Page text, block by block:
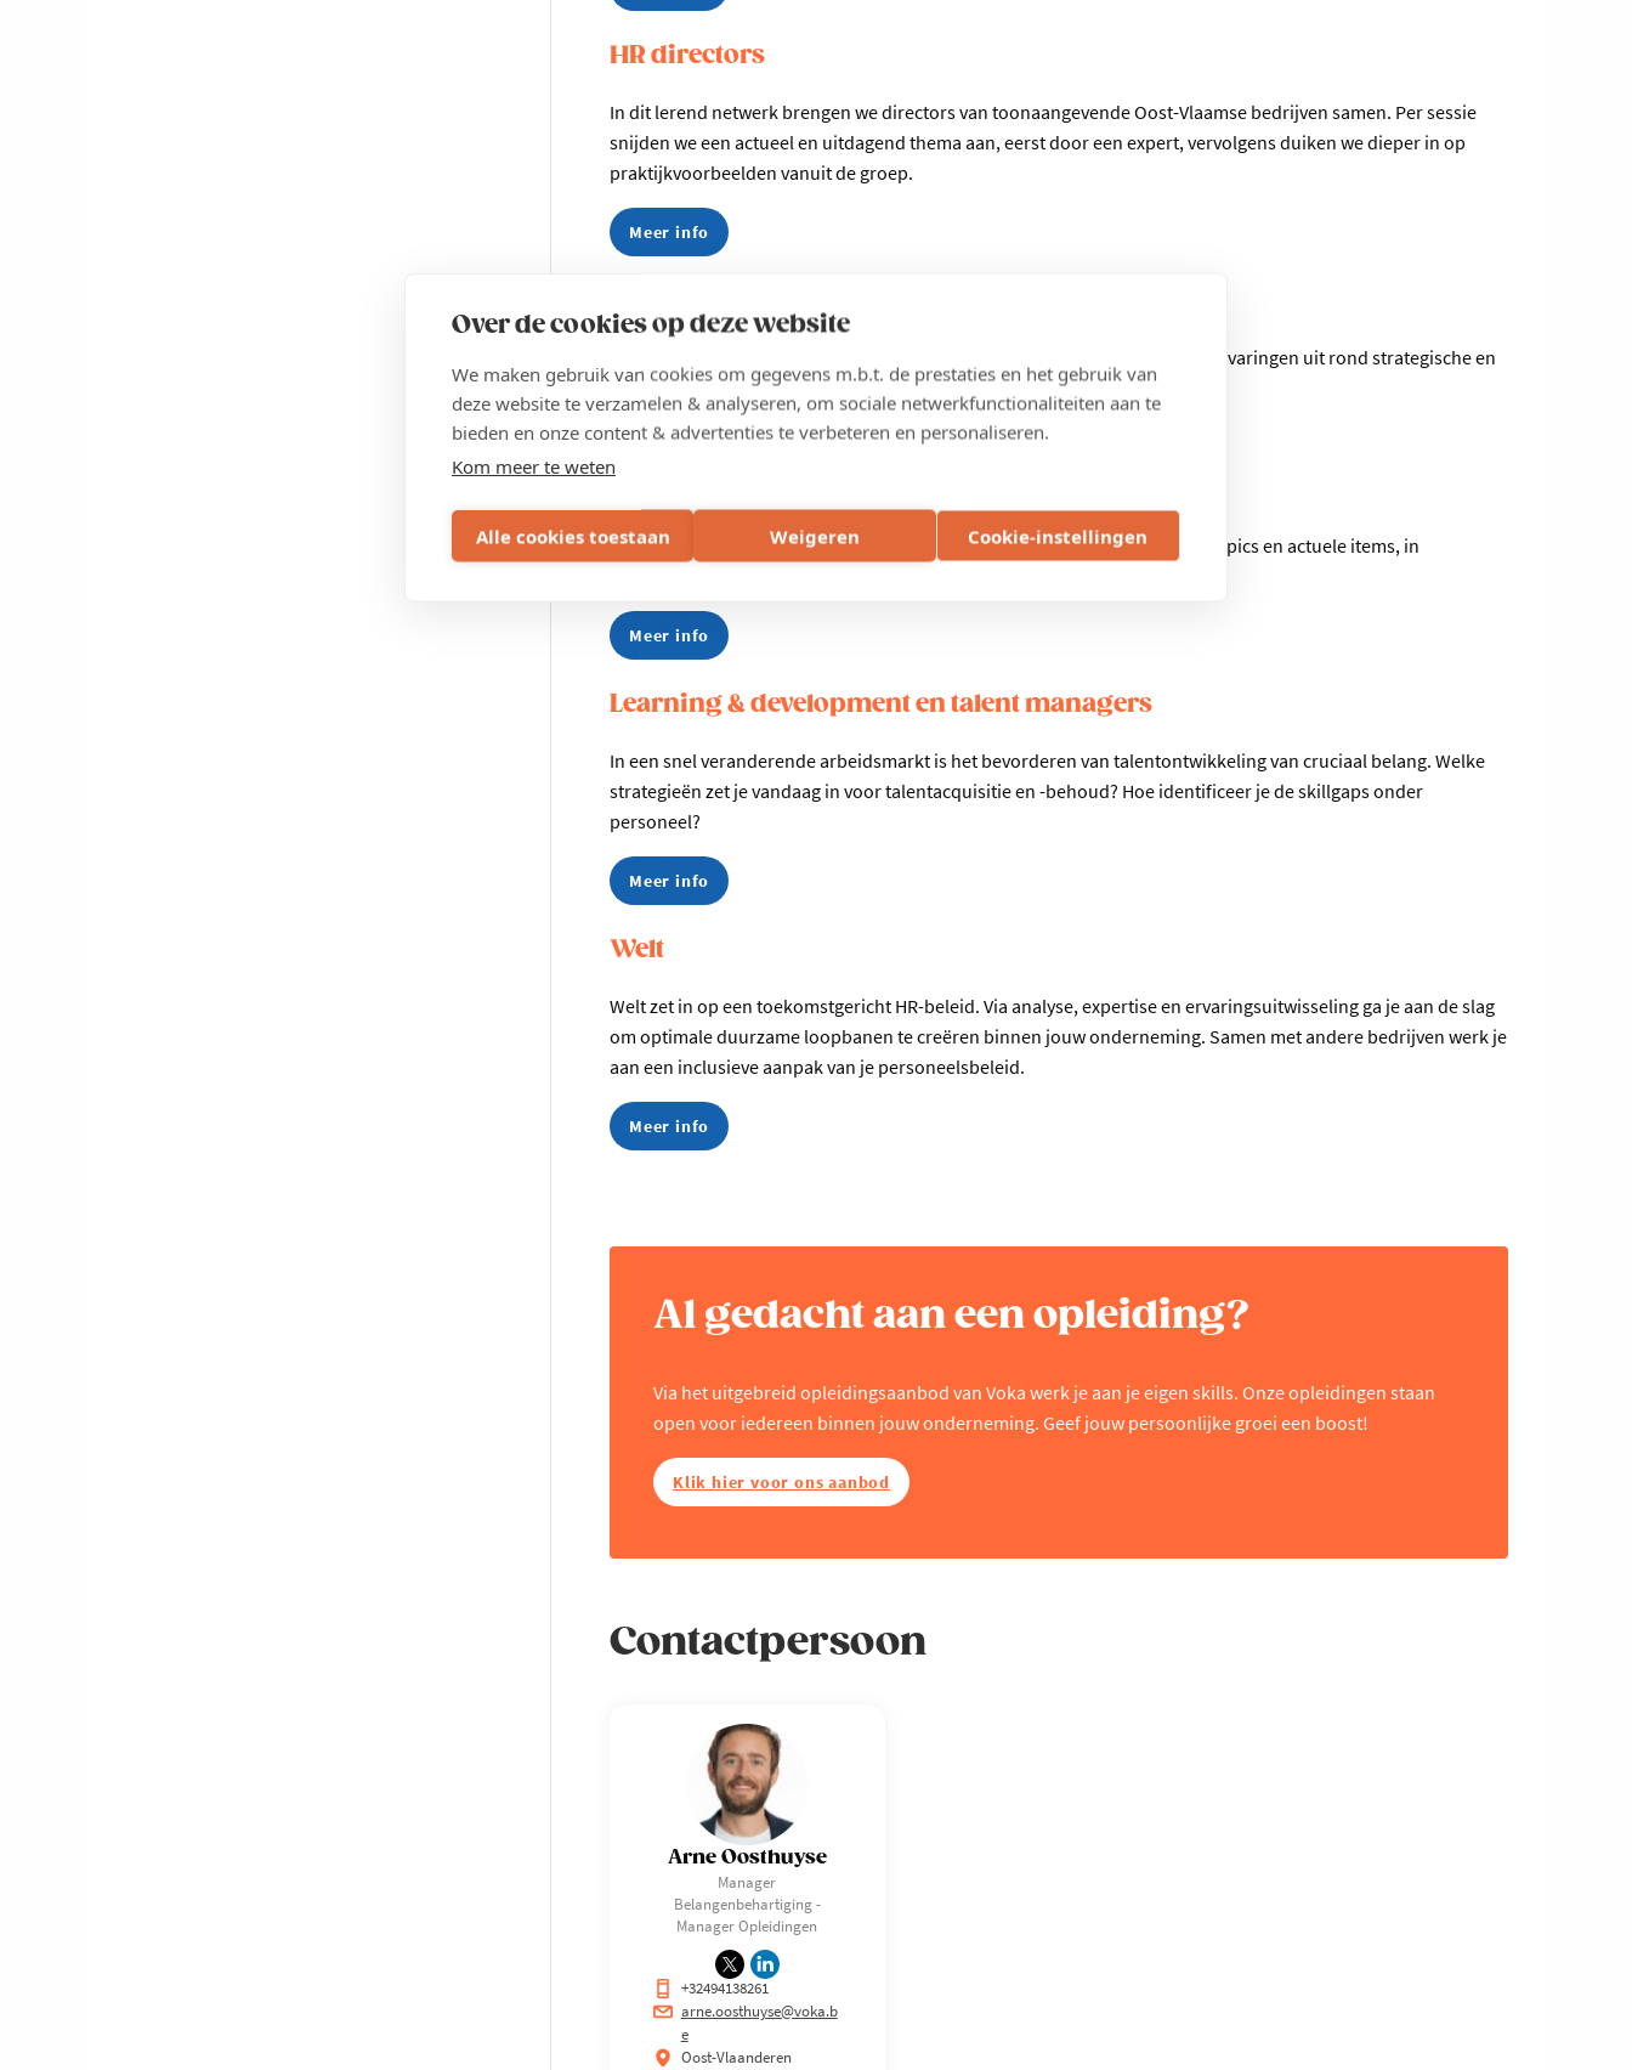
Over de cookies op deze website
We maken gebruik van cookies om gegevens m.b.t. de prestaties en het gebruik van
deze website te verzamelen & analyseren, om sociale netwerkfunctionaliteiten aan te
bieden en onze content & advertenties te verbeteren en personaliseren.
Kom meer te weten
Alle cookies toestaan Weigeren Cookie-instellingen
HR directors
In dit lerend netwerk brengen we directors van toonaangevende Oost-Vlaamse bedrijven samen. Per sessie
snijden we een actueel en uitdagend thema aan, eerst door een expert, vervolgens duiken we dieper in op
praktijkvoorbeelden vanuit de groep.
Meer info
In dit regionaal netwerk wisselen HR-managers van grote ondernemingen ervaringen uit rond strategische en
actuele HR-topics.
Tijdens dit HR-traject delen we kennis en ervaringen rond strategische HR topics en actuele items, in
Meer info
Learning & development en talent managers
In een snel veranderende arbeidsmarkt is het bevorderen van talentontwikkeling van cruciaal belang. Welke
strategieën zet je vandaag in voor talentacquisitie en -behoud? Hoe identificeer je de skillgaps onder
personeel?
Meer info
Welt
Welt zet in op een toekomstgericht HR-beleid. Via analyse, expertise en ervaringsuitwisseling ga je aan de slag
om optimale duurzame loopbanen te creëren binnen jouw onderneming. Samen met andere bedrijven werk je
aan een inclusieve aanpak van je personeelsbeleid.
Meer info
Al gedacht aan een opleiding?
Via het uitgebreid opleidingsaanbod van Voka werk je aan je eigen skills. Onze opleidingen staan
open voor iedereen binnen jouw onderneming. Geef jouw persoonlijke groei een boost!
Klik hier voor ons aanbod
Contactpersoon
Arne Oosthuyse
Manager
Belangenbehartiging -
Manager Opleidingen
+32494138261
arne.oosthuyse@voka.b
e
Oost-Vlaanderen